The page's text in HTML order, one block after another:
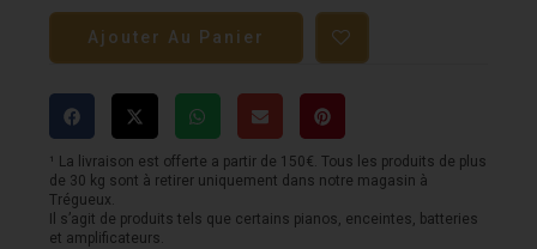
de
Baffle
MARSHALL
1
HP
de
Ajouter Au Panier
¹ La livraison est offerte a partir de 150€. Tous les produits de plus
de 30 kg sont à retirer uniquement dans notre magasin à
Trégueux.
Il s’agit de produits tels que certains pianos, enceintes, batteries
et amplificateurs.